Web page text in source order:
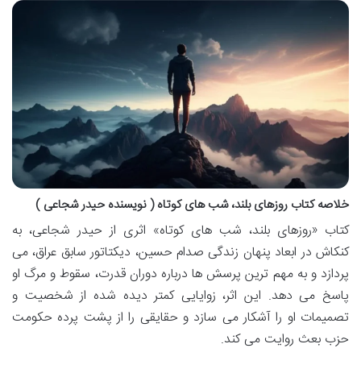
خلاصه کتاب روزهای بلند، شب های کوتاه ( نویسنده حیدر شجاعی )
کتاب «روزهای بلند، شب های کوتاه» اثری از حیدر شجاعی، به
کنکاش در ابعاد پنهان زندگی صدام حسین، دیکتاتور سابق عراق، می
پردازد و به مهم ترین پرسش ها درباره دوران قدرت، سقوط و مرگ او
پاسخ می دهد. این اثر، زوایایی کمتر دیده شده از شخصیت و
تصمیمات او را آشکار می سازد و حقایقی را از پشت پرده حکومت
حزب بعث روایت می کند.